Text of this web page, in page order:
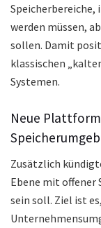
werden müssen,
sollen. Damit
klassischen
Systemen.
Neue
Zusätzlich
Ebene mit offener
sein soll. Ziel ist